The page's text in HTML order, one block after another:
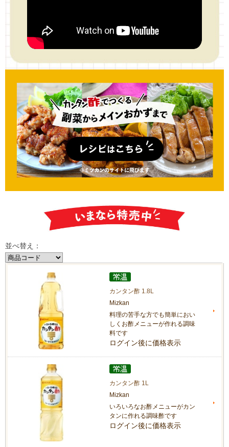
並べ替え：
カンタン酢 1.8L
Mizkan
料理の苦手な方でも簡単におい
しくお酢メニューが作れる調味
料です
ログイン後に価格表示
カンタン酢 1L
Mizkan
いろいろなお酢メニューがカン
タンに作れる調味酢です
ログイン後に価格表示